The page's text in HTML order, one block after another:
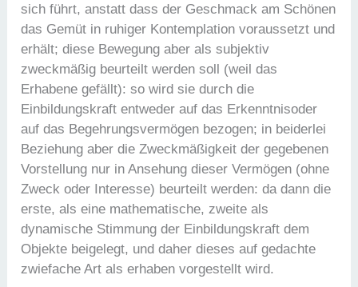
sich führt, anstatt dass der Geschmack am Schönen
das Gemüt in ruhiger Kontemplation voraussetzt und
erhält; diese Bewegung aber als subjektiv
zweckmäßig beurteilt werden soll (weil das
Erhabene gefällt): so wird sie durch die
Einbildungskraft entweder auf das Erkenntnisoder
auf das Begehrungsvermögen bezogen; in beiderlei
Beziehung aber die Zweckmäßigkeit der gegebenen
Vorstellung nur in Ansehung dieser Vermögen (ohne
Zweck oder Interesse) beurteilt werden: da dann die
erste, als eine mathematische, zweite als
dynamische Stimmung der Einbildungskraft dem
Objekte beigelegt, und daher dieses auf gedachte
zwiefache Art als erhaben vorgestellt wird.